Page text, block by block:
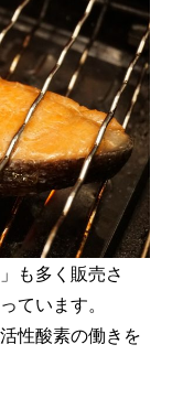
も多く販売さ
ています。
性酸素の働きを